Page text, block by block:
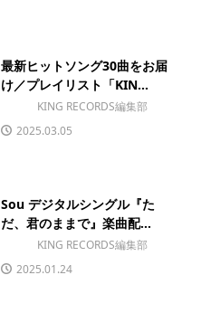
最新ヒットソング30曲をお届
け／プレイリスト「KIN...
KING RECORDS編集部
2025.03.05
Sou デジタルシングル『た
だ、君のままで』楽曲配...
KING RECORDS編集部
2025.01.24